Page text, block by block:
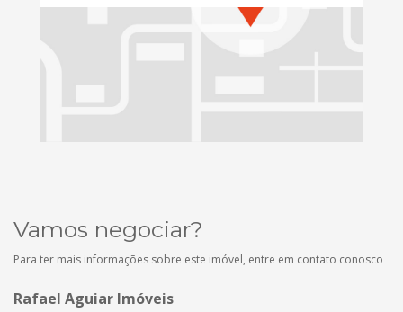
Vamos negociar?
Para ter mais informações sobre este imóvel, entre em contato conosco
Rafael Aguiar Imóveis